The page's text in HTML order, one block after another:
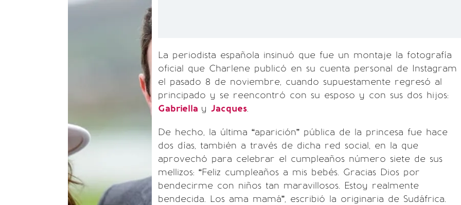
La periodista española insinuó que fue un montaje la fotografía
oficial que Charlene publicó en su cuenta personal de Instagram
el pasado 8 de noviembre, cuando supuestamente regresó al
principado y se reencontró con su esposo y con sus dos hijos:
Gabriella y Jacques.
De hecho, la última “aparición” pública de la princesa fue hace
dos días, también a través de dicha red social, en la que
aprovechó para celebrar el cumpleaños número siete de sus
mellizos: “Feliz cumpleaños a mis bebés. Gracias Dios por
bendecirme con niños tan maravillosos. Estoy realmente
bendecida. Los ama mamá”, escribió la originaria de Sudáfrica.